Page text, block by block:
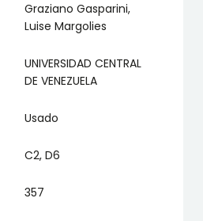
Graziano Gasparini,
Luise Margolies
UNIVERSIDAD CENTRAL
DE VENEZUELA
Usado
C2, D6
357